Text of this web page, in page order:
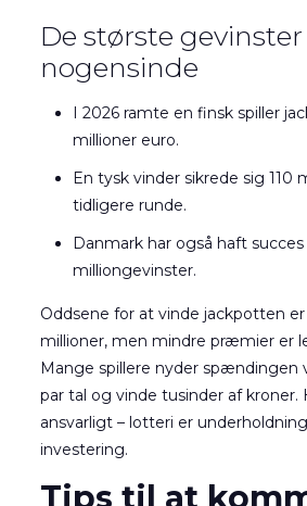
De største gevinster
nogensinde
I 2026 ramte en finsk spiller
millioner euro.
En tysk vinder sikrede sig 110
tidligere runde.
Danmark har også haft
milliongevinster.
Oddsene for at vinde jackpotten er
millioner, men mindre præmier er
Mange spillere nyder spændingen
par tal og vinde tusinder af kroner.
ansvarligt – lotteri er
investering.
Tips til at